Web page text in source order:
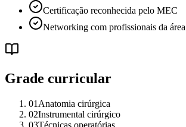
Certificação reconhecida pelo MEC
Networking com profissionais da área
Grade curricular
01 Anatomia cirúrgica
02Instrumental cirúrgico